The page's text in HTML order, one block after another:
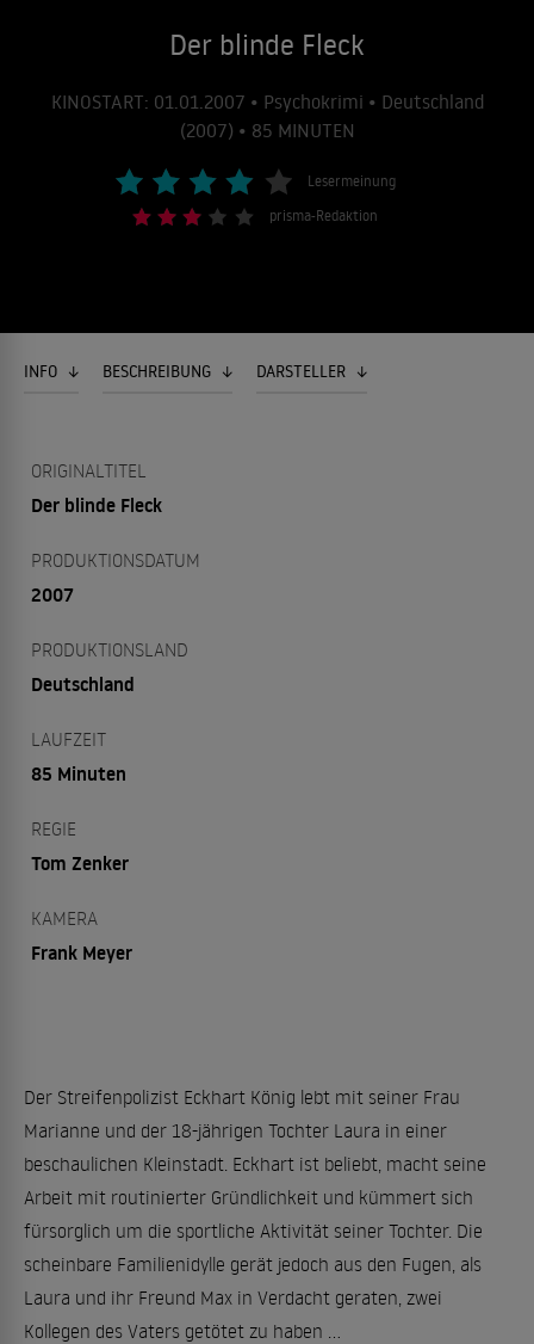
Der blinde Fleck
KINOSTART: 01.01.2007 • Psychokrimi • Deutschland
(2007) • 85 MINUTEN
Lesermeinung
prisma-Redaktion
INFO BESCHREIBUNG DARSTELLER
ORIGINALTITEL
Der blinde Fleck
PRODUKTIONSDATUM
2007
PRODUKTIONSLAND
Deutschland
LAUFZEIT
85 Minuten
REGIE
Tom Zenker
KAMERA
Frank Meyer
Der Streifenpolizist Eckhart König lebt mit seiner Frau
Marianne und der 18-jährigen Tochter Laura in einer
beschaulichen Kleinstadt. Eckhart ist beliebt, macht seine
Arbeit mit routinierter Gründlichkeit und kümmert sich
fürsorglich um die sportliche Aktivität seiner Tochter. Die
scheinbare Familienidylle gerät jedoch aus den Fugen, als
Laura und ihr Freund Max in Verdacht geraten, zwei
Kollegen des Vaters getötet zu haben ...